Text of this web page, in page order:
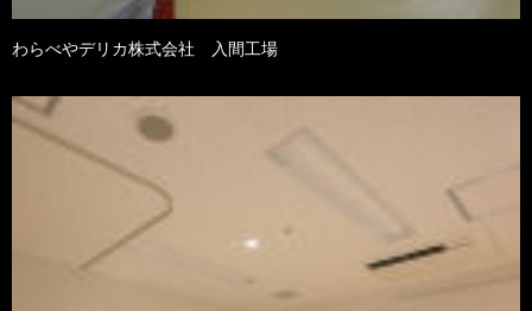
わらべやデリカ株式会社 入間工場